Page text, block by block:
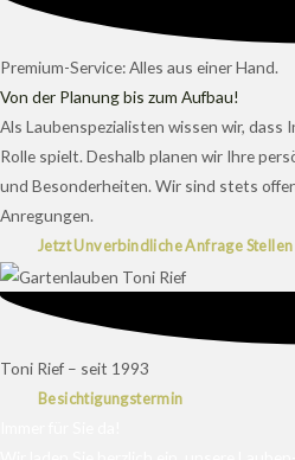
Premium-Service: Alles aus einer Hand.
Von der Planung bis zum Aufbau!
Als Laubenspezialisten wissen wir,
Rolle spielt. Deshalb planen wir Ihre
und Besonderheiten. Wir sind stets
Anregungen.
Jetzt Unverbindliche Anfrage Stellen
Toni Rief – seit 1993
Besichtigungstermin